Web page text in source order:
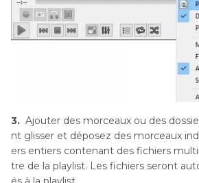
3. Ajouter des morceaux ou des
nt glisser et déposez des morceaux
ers entiers contenant des fichiers
tre de la playlist. Les fichiers seront